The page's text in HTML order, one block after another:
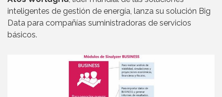
inteligentes de gestión de energía, lanza su solución Big
Data para compañías suministradoras de servicios
básicos.